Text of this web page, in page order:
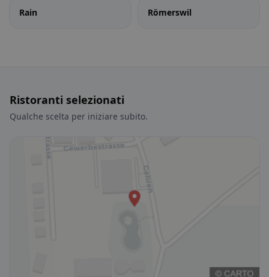
Rain Römerswil
Ristoranti selezionati
Qualche scelta per iniziare subito.